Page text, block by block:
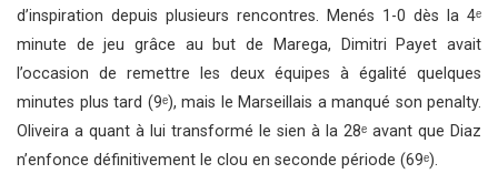
d’inspiration depuis plusieurs rencontres. Menés 1-0 dès la 4ᵉ
minute de jeu grâce au but de Marega, Dimitri Payet avait
l’occasion de remettre les deux équipes à égalité quelques
minutes plus tard (9ᵉ), mais le Marseillais a manqué son penalty.
Oliveira a quant à lui transformé le sien à la 28ᵉ avant que Diaz
n’enfonce définitivement le clou en seconde période (69ᵉ).